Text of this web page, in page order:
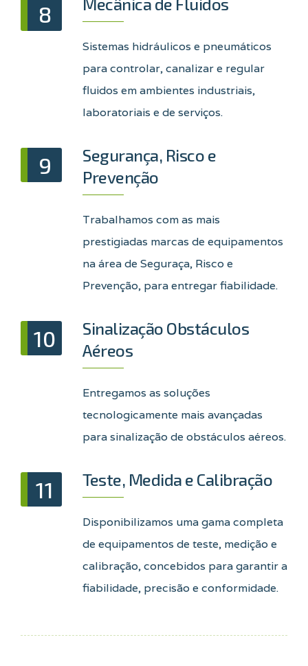
8
Sistemas hidráulicos e pneumáticos
para controlar, canalizar e regular
fluidos em ambientes industriais,
laboratoriais e de serviços.
9
Segurança, Risco e
Prevenção
Trabalhamos com as mais
prestigiadas marcas de equipamentos
na área de Seguraça, Risco e
Prevenção, para entregar fiabilidade.
10
Sinalização Obstáculos
Aéreos
Entregamos as soluções
tecnologicamente mais avançadas
para sinalização de obstáculos aéreos.
11 Teste, Medida e Calibração
Disponibilizamos uma gama completa
de equipamentos de teste, medição e
calibração, concebidos para garantir a
fiabilidade, precisão e conformidade.